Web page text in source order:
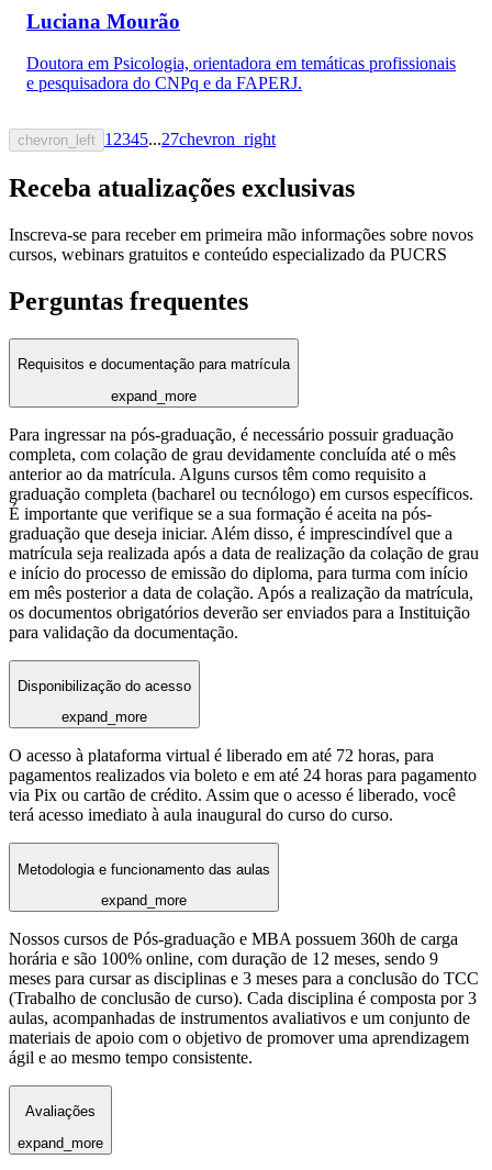
Luciana Mourão
Doutora em Psicologia, orientadora em temáticas profissionais
e pesquisadora do CNPq e da FAPERJ.
chevron_left 1 2345...27chevron_right
Receba atualizações exclusivas
Inscreva-se para receber em primeira mão informações sobre novos
cursos, webinars gratuitos e conteúdo especializado da PUCRS
Perguntas frequentes
Requisitos e documentação para matrícula
expand_more
Para ingressar na pós-graduação, é necessário possuir graduação
completa, com colação de grau devidamente concluída até o mês
anterior ao da matrícula. Alguns cursos têm como requisito a
graduação completa (bacharel ou tecnólogo) em cursos específicos.
É importante que verifique se a sua formação é aceita na pós-
graduação que deseja iniciar. Além disso, é imprescindível que a
matrícula seja realizada após a data de realização da colação de grau
e início do processo de emissão do diploma, para turma com início
em mês posterior a data de colação. Após a realização da matrícula,
os documentos obrigatórios deverão ser enviados para a Instituição
para validação da documentação.
Disponibilização do acesso
expand_more
O acesso à plataforma virtual é liberado em até 72 horas, para
pagamentos realizados via boleto e em até 24 horas para pagamento
via Pix ou cartão de crédito. Assim que o acesso é liberado, você
terá acesso imediato à aula inaugural do curso do curso.
Metodologia e funcionamento das aulas
expand_more
Nossos cursos de Pós-graduação e MBA possuem 360h de carga
horária e são 100% online, com duração de 12 meses, sendo 9
meses para cursar as disciplinas e 3 meses para a conclusão do TCC
(Trabalho de conclusão de curso). Cada disciplina é composta por 3
aulas, acompanhadas de instrumentos avaliativos e um conjunto de
materiais de apoio com o objetivo de promover uma aprendizagem
ágil e ao mesmo tempo consistente.
Avaliações
expand_more